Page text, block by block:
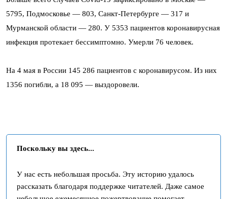
5795, Подмосковье — 803, Санкт-Петербурге — 317 и
Мурманской области — 280. У 5353 пациентов коронавирусная
инфекция протекает бессимптомно. Умерли 76 человек.
На 4 мая в России 145 286 пациентов с коронавирусом. Из них
1356 погибли, а 18 095 — выздоровели.
Поскольку вы здесь...
У нас есть небольшая просьба. Эту историю удалось
рассказать благодаря поддержке читателей. Даже самое